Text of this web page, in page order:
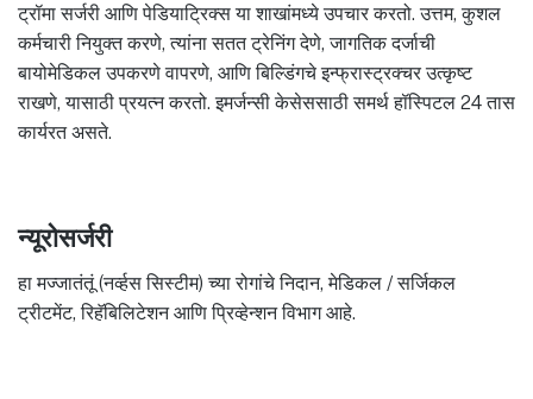
ट्रॉमा सर्जरी आणि पेडियाट्रिक्स या शाखांमध्ये उपचार करतो. उत्तम, कुशल
कर्मचारी नियुक्त करणे, त्यांना सतत ट्रेनिंग देणे, जागतिक दर्जाची
बायोमेडिकल उपकरणे वापरणे, आणि बिल्डिंगचे इन्फ्रास्ट्रक्चर उत्कृष्ट
राखणे, यासाठी प्रयत्न करतो. इमर्जन्सी केसेससाठी समर्थ हॉस्पिटल 24 तास
कार्यरत असते.
न्यूरोसर्जरी
हा मज्जातंतूं (नर्व्हस सिस्टीम) च्या रोगांचे निदान, मेडिकल / सर्जिकल
ट्रीटमेंट, रिहॅबिलिटेशन आणि प्रिव्हेन्शन विभाग आहे.